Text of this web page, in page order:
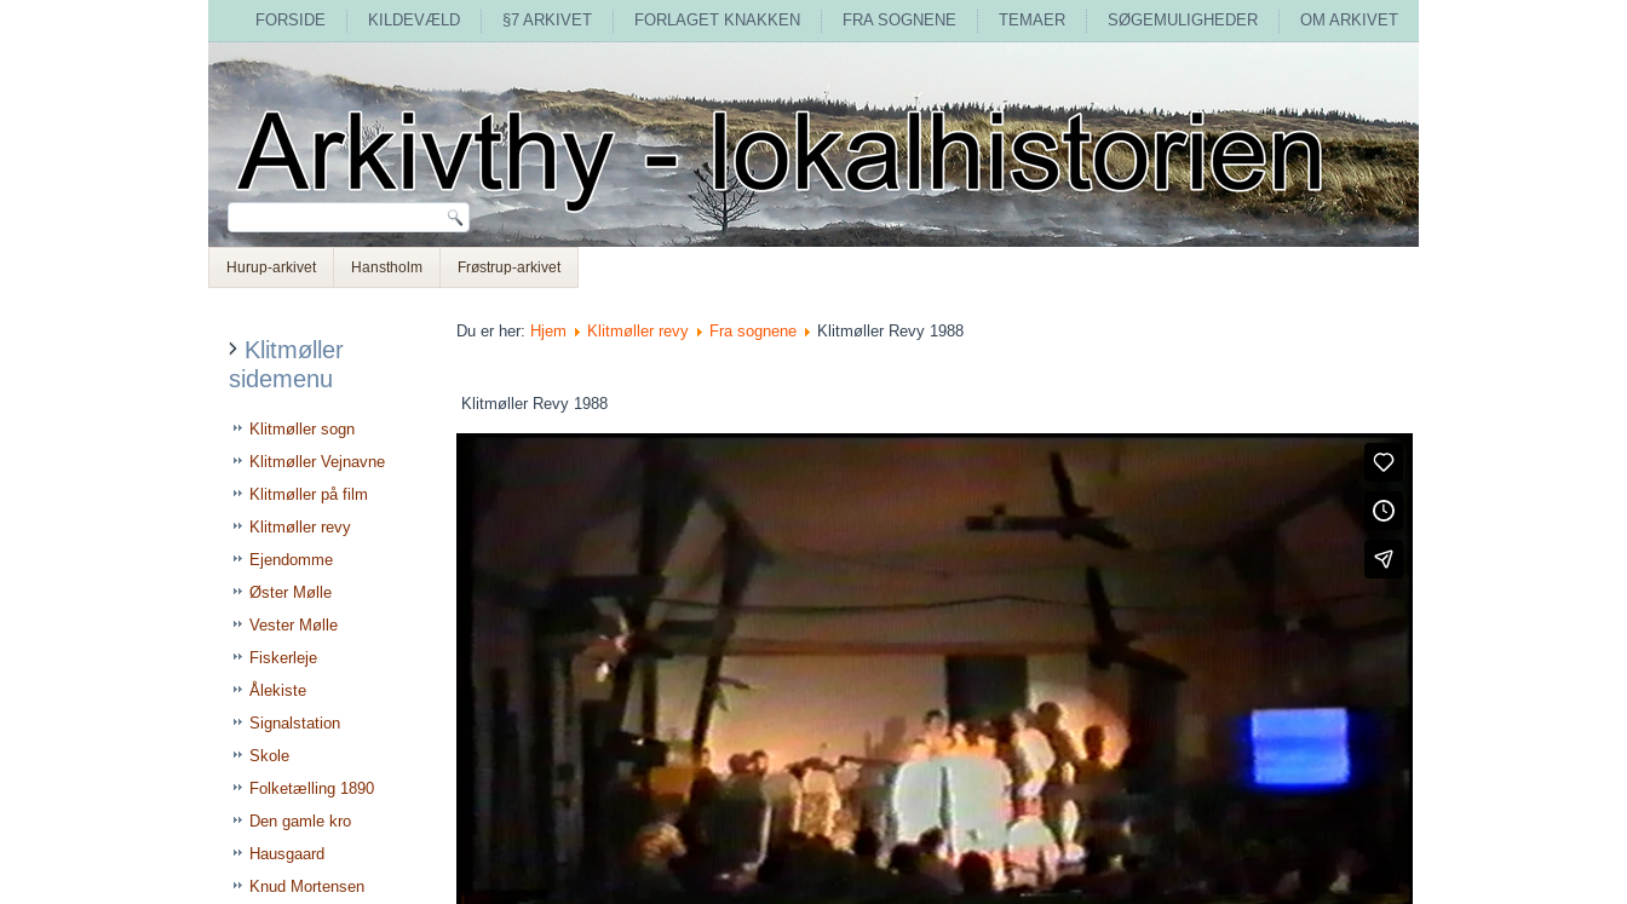
FORSIDE KILDEVÆLD §7 ARKIVET FORLAGET KNAKKEN FRA SOGNENE TEMAER SØGEMULIGHEDER OM ARKIVET
Hurup-arkivet Hanstholm Frøstrup-arkivet
Klitmøller
sidemenu
Klitmøller sogn
Klitmøller Vejnavne
Klitmøller på film
Klitmøller revy
Ejendomme
Øster Mølle
Vester Mølle
Fiskerleje
Ålekiste
Signalstation
Skole
Folketælling 1890
Den gamle kro
Hausgaard
Knud Mortensen
Du er her: Hjem Klitmøller revy Fra sognene Klitmøller Revy 1988
Klitmøller Revy 1988